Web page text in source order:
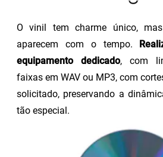
O vinil tem charme único,
aparecem com o tempo.
equipamento dedicado, com
faixas em WAV ou MP3, com
solicitado, preservando a
tão especial.